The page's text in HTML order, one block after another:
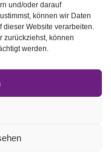
und/oder darauf
können wir Daten
dieser Website verarbeiten.
zurückziehst, können
werden.
Gottesdienst mit Lutz
Scheufler